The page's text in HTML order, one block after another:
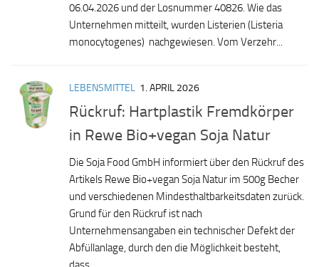
06.04.2026 und der Losnummer 40826. Wie das
Unternehmen mitteilt, wurden Listerien (Listeria
monocytogenes) nachgewiesen. Vom Verzehr...
LEBENSMITTEL 1. APRIL 2026
Rückruf: Hartplastik Fremdkörper
in Rewe Bio+vegan Soja Natur
Die Soja Food GmbH informiert über den Rückruf des
Artikels Rewe Bio+vegan Soja Natur im 500g Becher
und verschiedenen Mindesthaltbarkeitsdaten zurück.
Grund für den Rückruf ist nach
Unternehmensangaben ein technischer Defekt der
Abfüllanlage, durch den die Möglichkeit besteht,